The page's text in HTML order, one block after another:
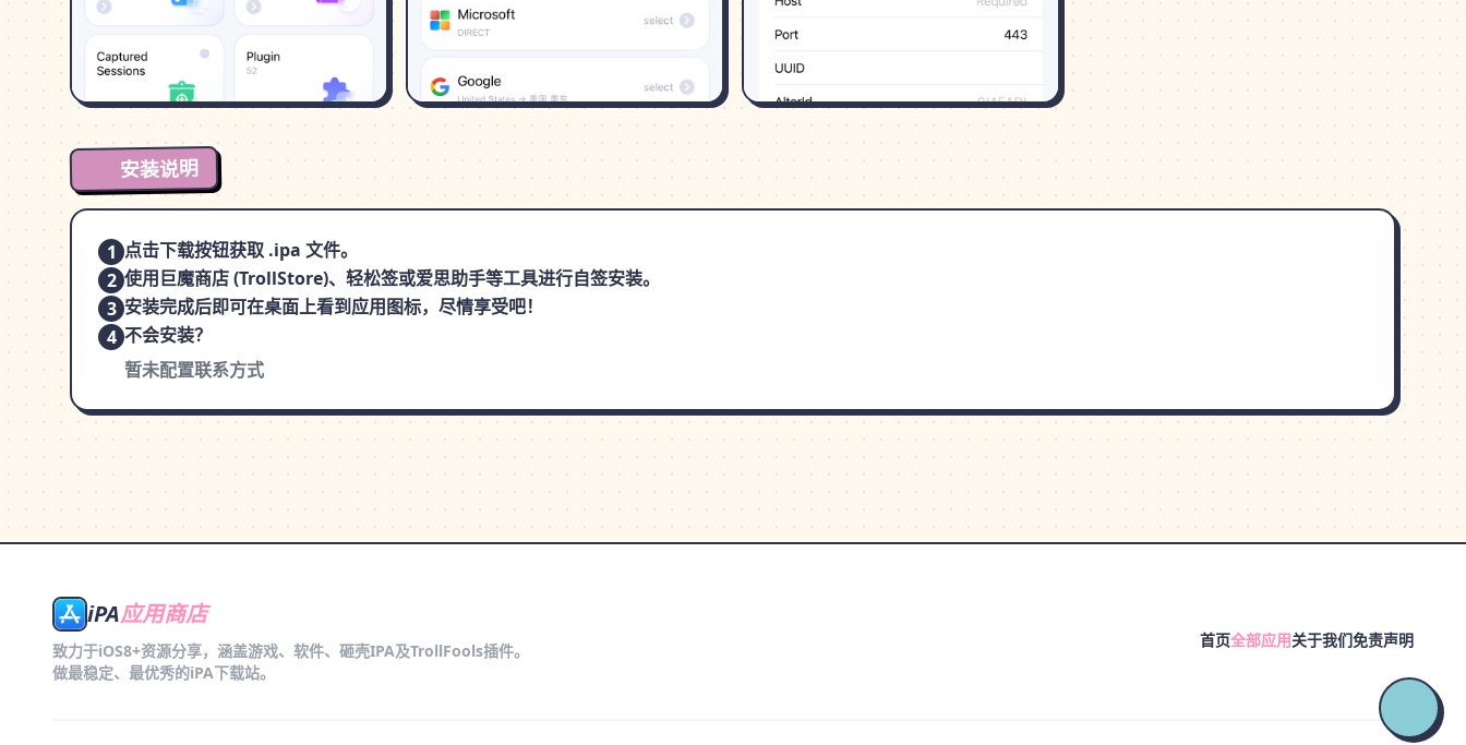
安装说明
1 点击下载按钮获取 .ipa 文件。
2 使用巨魔商店 (TrollStore)、轻松签或爱思助手等工具进行自签安装。
3 安装完成后即可在桌面上看到应用图标，尽情享受吧！
4 不会安装？
暂未配置联系方式
iPA应用商店
致力于iOS8+资源分享，涵盖游戏、软件、砸壳IPA及TrollFools插件。
做最稳定、最优秀的iPA下载站。
首页全部应用关于我们免责声明